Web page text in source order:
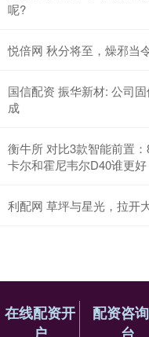
呢?
悦倍网 秋分将至，燥邪当
国信配资 振华新材: 公司
成
衡牛所 对比3款智能前置
卡尔和霍尼韦尔D40谁更好
利配网 草坪与星光，拉开
在线配资开
户
配资咨
台